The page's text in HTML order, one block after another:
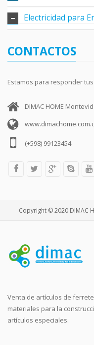
Electricidad para
CONTACTOS
Estamos para responder
DIMAC HOME
(+598) 99123454
Copyright © 2020 DIMAC
Venta de artículos de
materiales para la
artículos especiales.